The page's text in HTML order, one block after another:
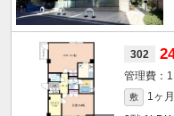
302
敷 1ヶ月